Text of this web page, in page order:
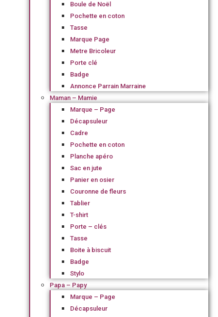
Boule de Noël
Pochette en coton
Tasse
Marque Page
Metre Bricoleur
Porte clé
Badge
Annonce Parrain Marraine
Maman – Mamie
Marque – Page
Décapsuleur
Cadre
Pochette en coton
Planche apéro
Sac en jute
Panier en osier
Couronne de fleurs
Tablier
T-shirt
Porte – clés
Tasse
Boite à biscuit
Badge
Stylo
Papa – Papy
Marque – Page
Décapsuleur